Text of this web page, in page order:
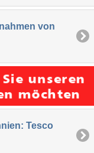
von
Tesco